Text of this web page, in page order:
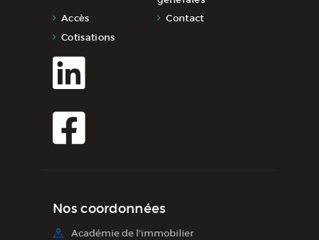
Accès
Contact
Cotisations
Nos coordonnées
Académie de l'immobilier